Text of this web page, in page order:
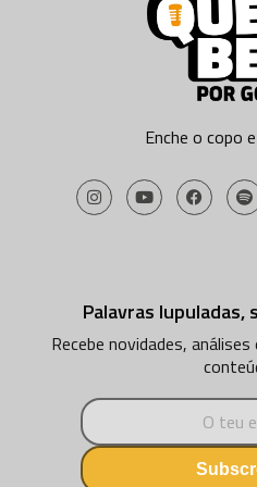
Enche o copo
Palavras lupuladas,
Recebe novidades,